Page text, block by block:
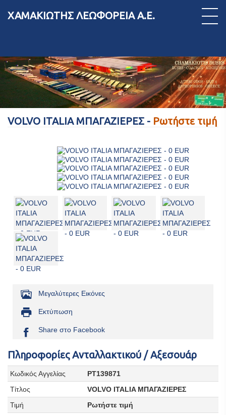
ΧΑΜΑΚΙΩΤΗΣ ΛΕΩΦΟΡΕΙΑ Α.Ε.
VOLVO ITALIA ΜΠΑΓΑΖΙΕΡΕΣ - Ρωτήστε τιμή
Μεγαλύτερες Εικόνες
Εκτύπωση
Share στο Facebook
Πληροφορίες Ανταλλακτικού / Αξεσουάρ
Κωδικός Αγγελίας
PT139871
Τίτλος
VOLVO ITALIA ΜΠΑΓΑΖΙΕΡΕΣ
Τιμή
Ρωτήστε τιμή